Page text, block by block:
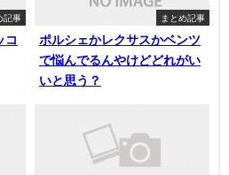
記事
コ
まとめ記事
ポルシェかレクサスかベンツ
で悩んでるんやけどどれがい
いと思う？